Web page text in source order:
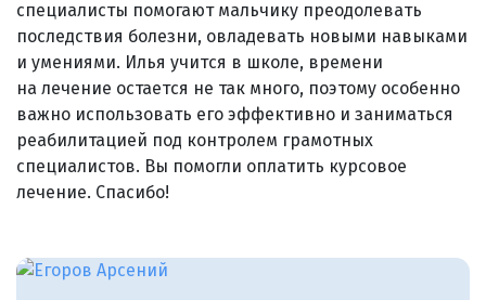
специалисты помогают мальчику преодолевать
последствия болезни, овладевать новыми навыками
и умениями. Илья учится в школе, времени
на лечение остается не так много, поэтому особенно
важно использовать его эффективно и заниматься
реабилитацией под контролем грамотных
специалистов. Вы помогли оплатить курсовое
лечение. Спасибо!